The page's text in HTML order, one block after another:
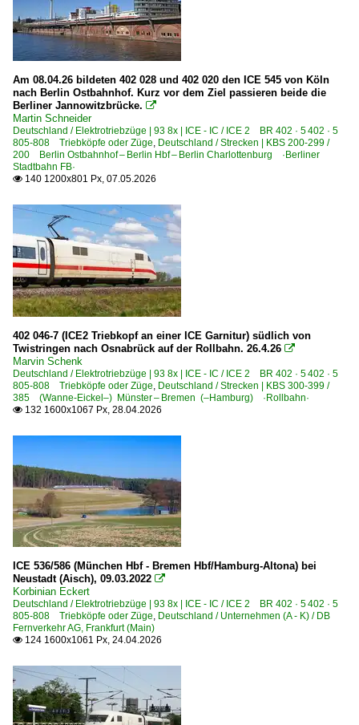
Düsseldorf (sonstige)
Eichenberg
Eschwege West
Bahnhöfe (F - K)
Fulda
Greifswald
Grevenbroich
Hagen
Halle (Saale) Hbf ·LH·
Hamburg Hbf ·AH·
Hamburg (sonstige)
Hamburg-Altona
Hamburg-Harburg
Hamm (Westfalen)
Hannover Hbf ·HH·
Hannover Messe / Laatzen
Hochstadt/Marktzeuln
Hürth
Jüchen
Kaiserslautern Hbf ·SKL·
Kassel-Wilhelmshöhe
Kiel
Kleinenbroich
Köln Hbf ·KK·
Köln (sonstige)
Köln Messe Deutz
Köln/Bonn Flughafen
Am 08.04.26 bildeten 402 028 und 402 020 den ICE 545 von Köln
nach Berlin Ostbahnhof. Kurz vor dem Ziel passieren beide die
Berliner Jannowitzbrücke. 
Martin Schneider
Deutschland / Elektrotriebzüge | 93 8x | ICE - IC / ICE 2 BR 402 · 5 402 · 5
805-808 Triebköpfe oder Züge, Deutschland / Strecken | KBS 200-299 /
200 Berlin Ostbahnhof – Berlin Hbf – Berlin Charlottenburg ·Berliner
Stadtbahn FB·
 140 1200x801 Px, 07.05.2026
402 046-7 (ICE2 Triebkopf an einer ICE Garnitur) südlich von
Twistringen nach Osnabrück auf der Rollbahn. 26.4.26 
Marvin Schenk
Deutschland / Elektrotriebzüge | 93 8x | ICE - IC / ICE 2 BR 402 · 5 402 · 5
805-808 Triebköpfe oder Züge, Deutschland / Strecken | KBS 300-399 /
385 (Wanne-Eickel–) Münster – Bremen (–Hamburg) ·Rollbahn·
 132 1600x1067 Px, 28.04.2026
ICE 536/586 (München Hbf - Bremen Hbf/Hamburg-Altona) bei
Neustadt (Aisch), 09.03.2022 
Korbinian Eckert
Deutschland / Elektrotriebzüge | 93 8x | ICE - IC / ICE 2 BR 402 · 5 402 · 5
805-808 Triebköpfe oder Züge, Deutschland / Unternehmen (A - K) / DB
Fernverkehr AG, Frankfurt (Main)
 124 1600x1061 Px, 24.04.2026